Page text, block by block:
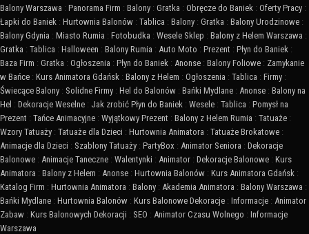
Balony Warszawa : Panorama Firm : Balony : Gratka : Obręcze do Baniek : Oferty Pracy :
Łapki do Baniek : Hurtownia Balonów : Tablica : Balony : Gratka : Balony Urodzinowe :
Balony Gdynia : Miasto Rumia : Fotobudka : Wesele Sklep : Balony z Helem Warszawa :
Gratka : Tablica : Halloween : Balony Rumia : Auto Moto : Prezent : Płyn do Baniek :
Baza Firm : Gratka : Ogłoszenia : Płyn do Baniek : Anonse : Balony Foliowe : Zamykanie
w Bańce : Kurs Animatora Gdańsk : Balony z Helem : Ogłoszenia : Tablica : Firmy :
Świecące Balony : Solidne Firmy : Hel do Balonów : Bańki Mydlane : Anonse : Balony na
Hel : Dekoracje Weselne : Jak zrobić Płyn do Baniek : Wesele : Tablica : Pomysł na
Prezent : Tańce Animacyjne : Wyjątkowy Prezent : Balony z Helem Rumia : Tatuaże :
Wzory Tatuaży : Tatuaże dla Dzieci : Hurtownia Animatora : Tatuaże Brokatowe :
Animacje dla Dzieci : Szablony Tatuaży : PartyBox : Animator Seniora : Dekoracje
Balonowe : Animacje Taneczne : Walentynki : Animator : Dekoracje Balonowe : Kurs
Animatora : Balony z Helem : Anonse : Hurtownia Balonów : Kurs Animatora Gdańsk :
Katalog Firm : Hurtownia Animatora : Balony : Akademia Animatora : Balony Warszawa :
Bańki Mydlane : Hurtownia Balonów : Kurs Balonowe Dekoracje : Informacje : Animator
Zabaw : Kurs Balonowych Dekoracji : SEO : Animator Czasu Wolnego : Informacje
Warszawa